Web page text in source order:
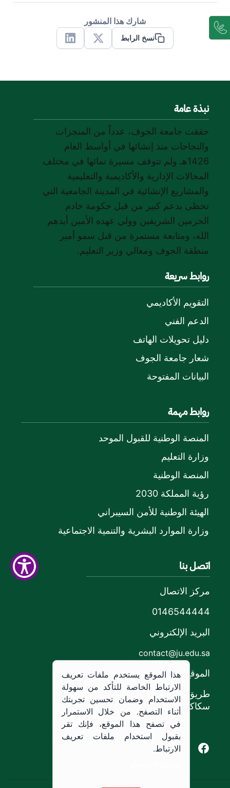
شارك هذا المنشور
نسخ الرابط
X
Linkedin
نبذة عامة
حققت جامعة الجوف، عدداً من المنجزات
والنجاحات منذ إنشائها في أواسط العام
1426هـ ولم تتوقف مسيرة نمائها في مختلف
المجالات الإدارية والأكاديمية والتعليمية
والمشاريع الإنشائية في المدينة الجامعية التي
تحظى بدعم كبير من قبل حكومة خادم
الحرمين الشريفين وولي عهده الأمين أيدهم
الله، ومتابعة مستمرة من قبل سمو أمير
منطقة الجوف ومعالي وزير التعليم.
روابط سريعة
التقويم الأكاديمي
الدعم الفني
دليل تحويلات الهاتف
شعار جامعة الجوف
البيانات المفتوحة
روابط مهمة
المنصة الوطنية للقبول الموحد
وزارة التعليم
المنصة الوطنية
رؤية المملكة 2030
الهيئة الوطنية للأمن السيبراني
وزارة الموارد البشرية والتنمية الاجتماعية
اتصل بنا
مركز الاتصال
0146544444
البريد الإلكتروني
contact@ju.edu.sa
الموقع
طريق الملك خالد،
سكاكا, المملكة العربية السعودية.
Facebook of Jouf University
X of Jouf University
هذا الموقع يستخدم ملفات تعريف
الارتباط الخاصة للتأكد من سهولة
الاستخدام وضمان تحسين تجربتك
أثناء التصفح. من خلال الاستمرار
في تصفح هذا الموقع، فإنك تقر
بقبول استخدام ملفات تعريف
الارتباط.